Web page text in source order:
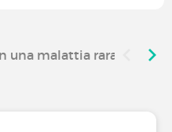
una malattia rara